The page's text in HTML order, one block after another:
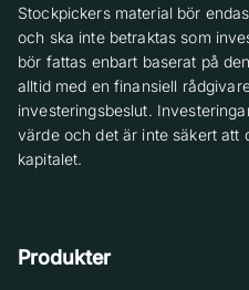
Stockpickers material bör
och ska inte betraktas som
bör fattas enbart baserat på
alltid med en finansiell
investeringsbeslut.
värde och det är inte säkert att
kapitalet.
Produkter